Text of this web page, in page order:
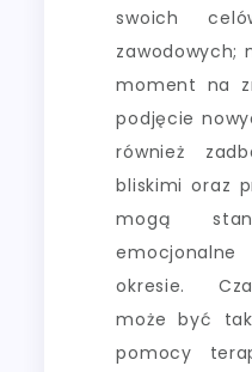
swoich
zawodowych;
moment na
podjęcie
również
bliskimi oraz
mogą
okresie.
może być
pomocy